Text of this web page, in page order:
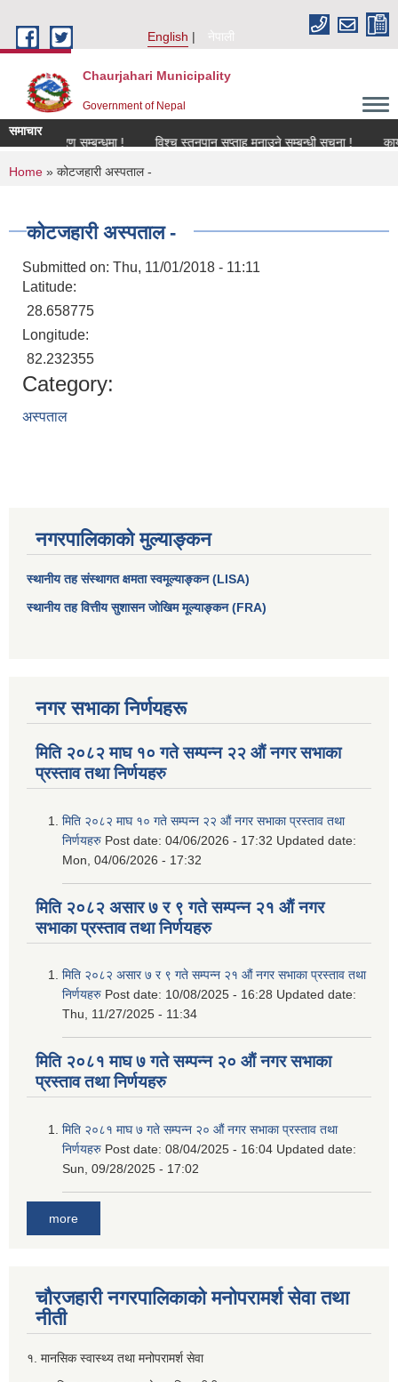
English
नेपाली
Chaurjahari Municipality
Government of Nepal
समाचार
नविकरण सम्बन्धमा !
विश्च स्तनपान सप्ताह मनाउने सम्बन्धी सूचना !
You are here
Home » कोटजहारी अस्पताल -
कोटजहारी अस्पताल -
Submitted on: Thu, 11/01/2018 - 11:11
Latitude:
28.658775
Longitude:
82.232355
Category:
अस्पताल
नगरपालिकाको मुल्याङ्कन
स्थानीय तह संस्थागत क्षमता स्वमूल्याङ्कन (LISA)
स्थानीय तह वित्तीय सुशासन जोखिम मूल्याङ्कन (FRA)
नगर सभाका निर्णयहरू
मिति २०८२ माघ १० गते सम्पन्न २२ औं नगर सभाका
प्रस्ताव तथा निर्णयहरु
मिति २०८२ माघ १० गते सम्पन्न २२ औं नगर सभाका प्रस्ताव तथा
निर्णयहरु Post date: 04/06/2026 - 17:32 Updated date:
Mon, 04/06/2026 - 17:32
मिति २०८२ असार ७ र ९ गते सम्पन्न २१ औं नगर
सभाका प्रस्ताव तथा निर्णयहरु
मिति २०८२ असार ७ र ९ गते सम्पन्न २१ औं नगर सभाका प्रस्ताव तथा
निर्णयहरु Post date: 10/08/2025 - 16:28 Updated date:
Thu, 11/27/2025 - 11:34
मिति २०८१ माघ ७ गते सम्पन्न २० औं नगर सभाका
प्रस्ताव तथा निर्णयहरु
मिति २०८१ माघ ७ गते सम्पन्न २० औं नगर सभाका प्रस्ताव तथा
निर्णयहरु Post date: 08/04/2025 - 16:04 Updated date:
Sun, 09/28/2025 - 17:02
more
चौरजहारी नगरपालिकाको मनोपरामर्श सेवा तथा
नीती
१. मानसिक स्वास्थ्य तथा मनोपरामर्श सेवा